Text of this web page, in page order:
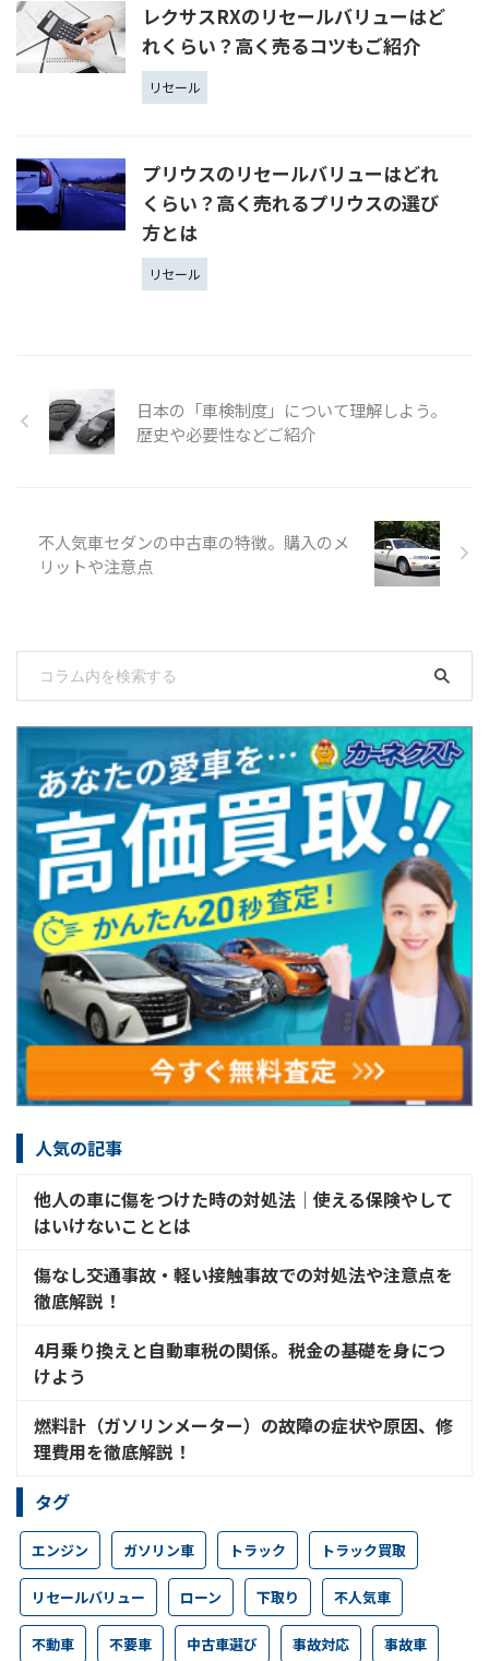
レクサスRXのリセールバリューはど
れくらい？高く売るコツもご紹介
リセール
プリウスのリセールバリューはどれ
くらい？高く売れるプリウスの選び
方とは
リセール
日本の「車検制度」について理解しよう。
歴史や必要性などご紹介
不人気車セダンの中古車の特徴。購入のメ
リットや注意点
人気の記事
他人の車に傷をつけた時の対処法│使える保険やして
はいけないこととは
傷なし交通事故・軽い接触事故での対処法や注意点を
徹底解説！
4月乗り換えと自動車税の関係。税金の基礎を身につ
けよう
燃料計（ガソリンメーター）の故障の症状や原因、修
理費用を徹底解説！
タグ
エンジン ガソリン車 トラック トラック買取
リセールバリュー ローン 下取り 不人気車
不動車 不要車 中古車選び 事故対応 事故車